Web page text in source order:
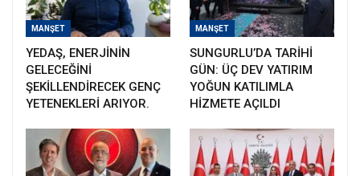
MANŞET
YEDAŞ, ENERJİNİN
GELECEĞİNİ
ŞEKİLLENDİRECEK GENÇ
YETENEKLERİ ARIYOR.
MANŞET
SUNGURLU’DA TARİHİ
GÜN: ÜÇ DEV YATIRIM
YOĞUN KATILIMLA
HİZMETE AÇILDI